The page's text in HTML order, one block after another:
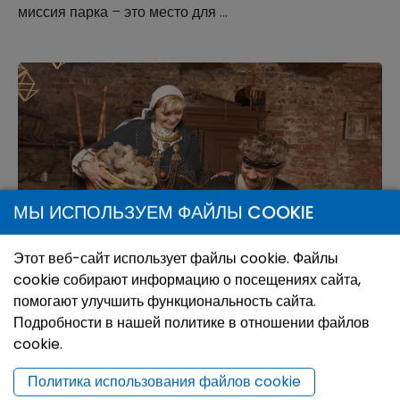
миссия парка – это место для …
Лудзенский центр ремесленников
У подножья Замковой горы работающий Центр
участвуя в мастерских керамики, ткачества и
МЫ ИСПОЛЬЗУЕМ ФАЙЛЫ COOKIE
Этот веб-сайт использует файлы cookie. Файлы
cookie собирают информацию о посещениях сайта,
помогают улучшить функциональность сайта.
Подробности в нашей политике в отношении файлов
cookie.
Политика использования файлов cookie